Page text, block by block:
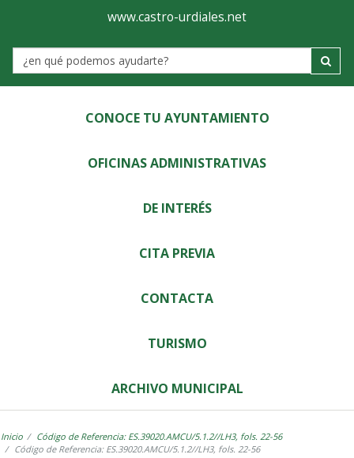
Ayuntamiento
de
Castro-
Urdiales
www.castro-urdiales.net
Label
CONOCE TU AYUNTAMIENTO
OFICINAS ADMINISTRATIVAS
DE INTERÉS
CITA PREVIA
CONTACTA
TURISMO
ARCHIVO MUNICIPAL
Inicio
Código de Referencia: ES.39020.AMCU/5.1.2//LH3, fols. 22-56
Código de Referencia: ES.39020.AMCU/5.1.2//LH3, fols. 22-56